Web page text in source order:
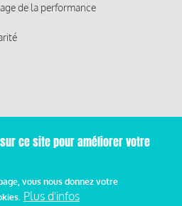
de la performance
- Réalisé parCafffeine
ce site pour améliorer votre
vous nous donnez votre
Plus d'infos